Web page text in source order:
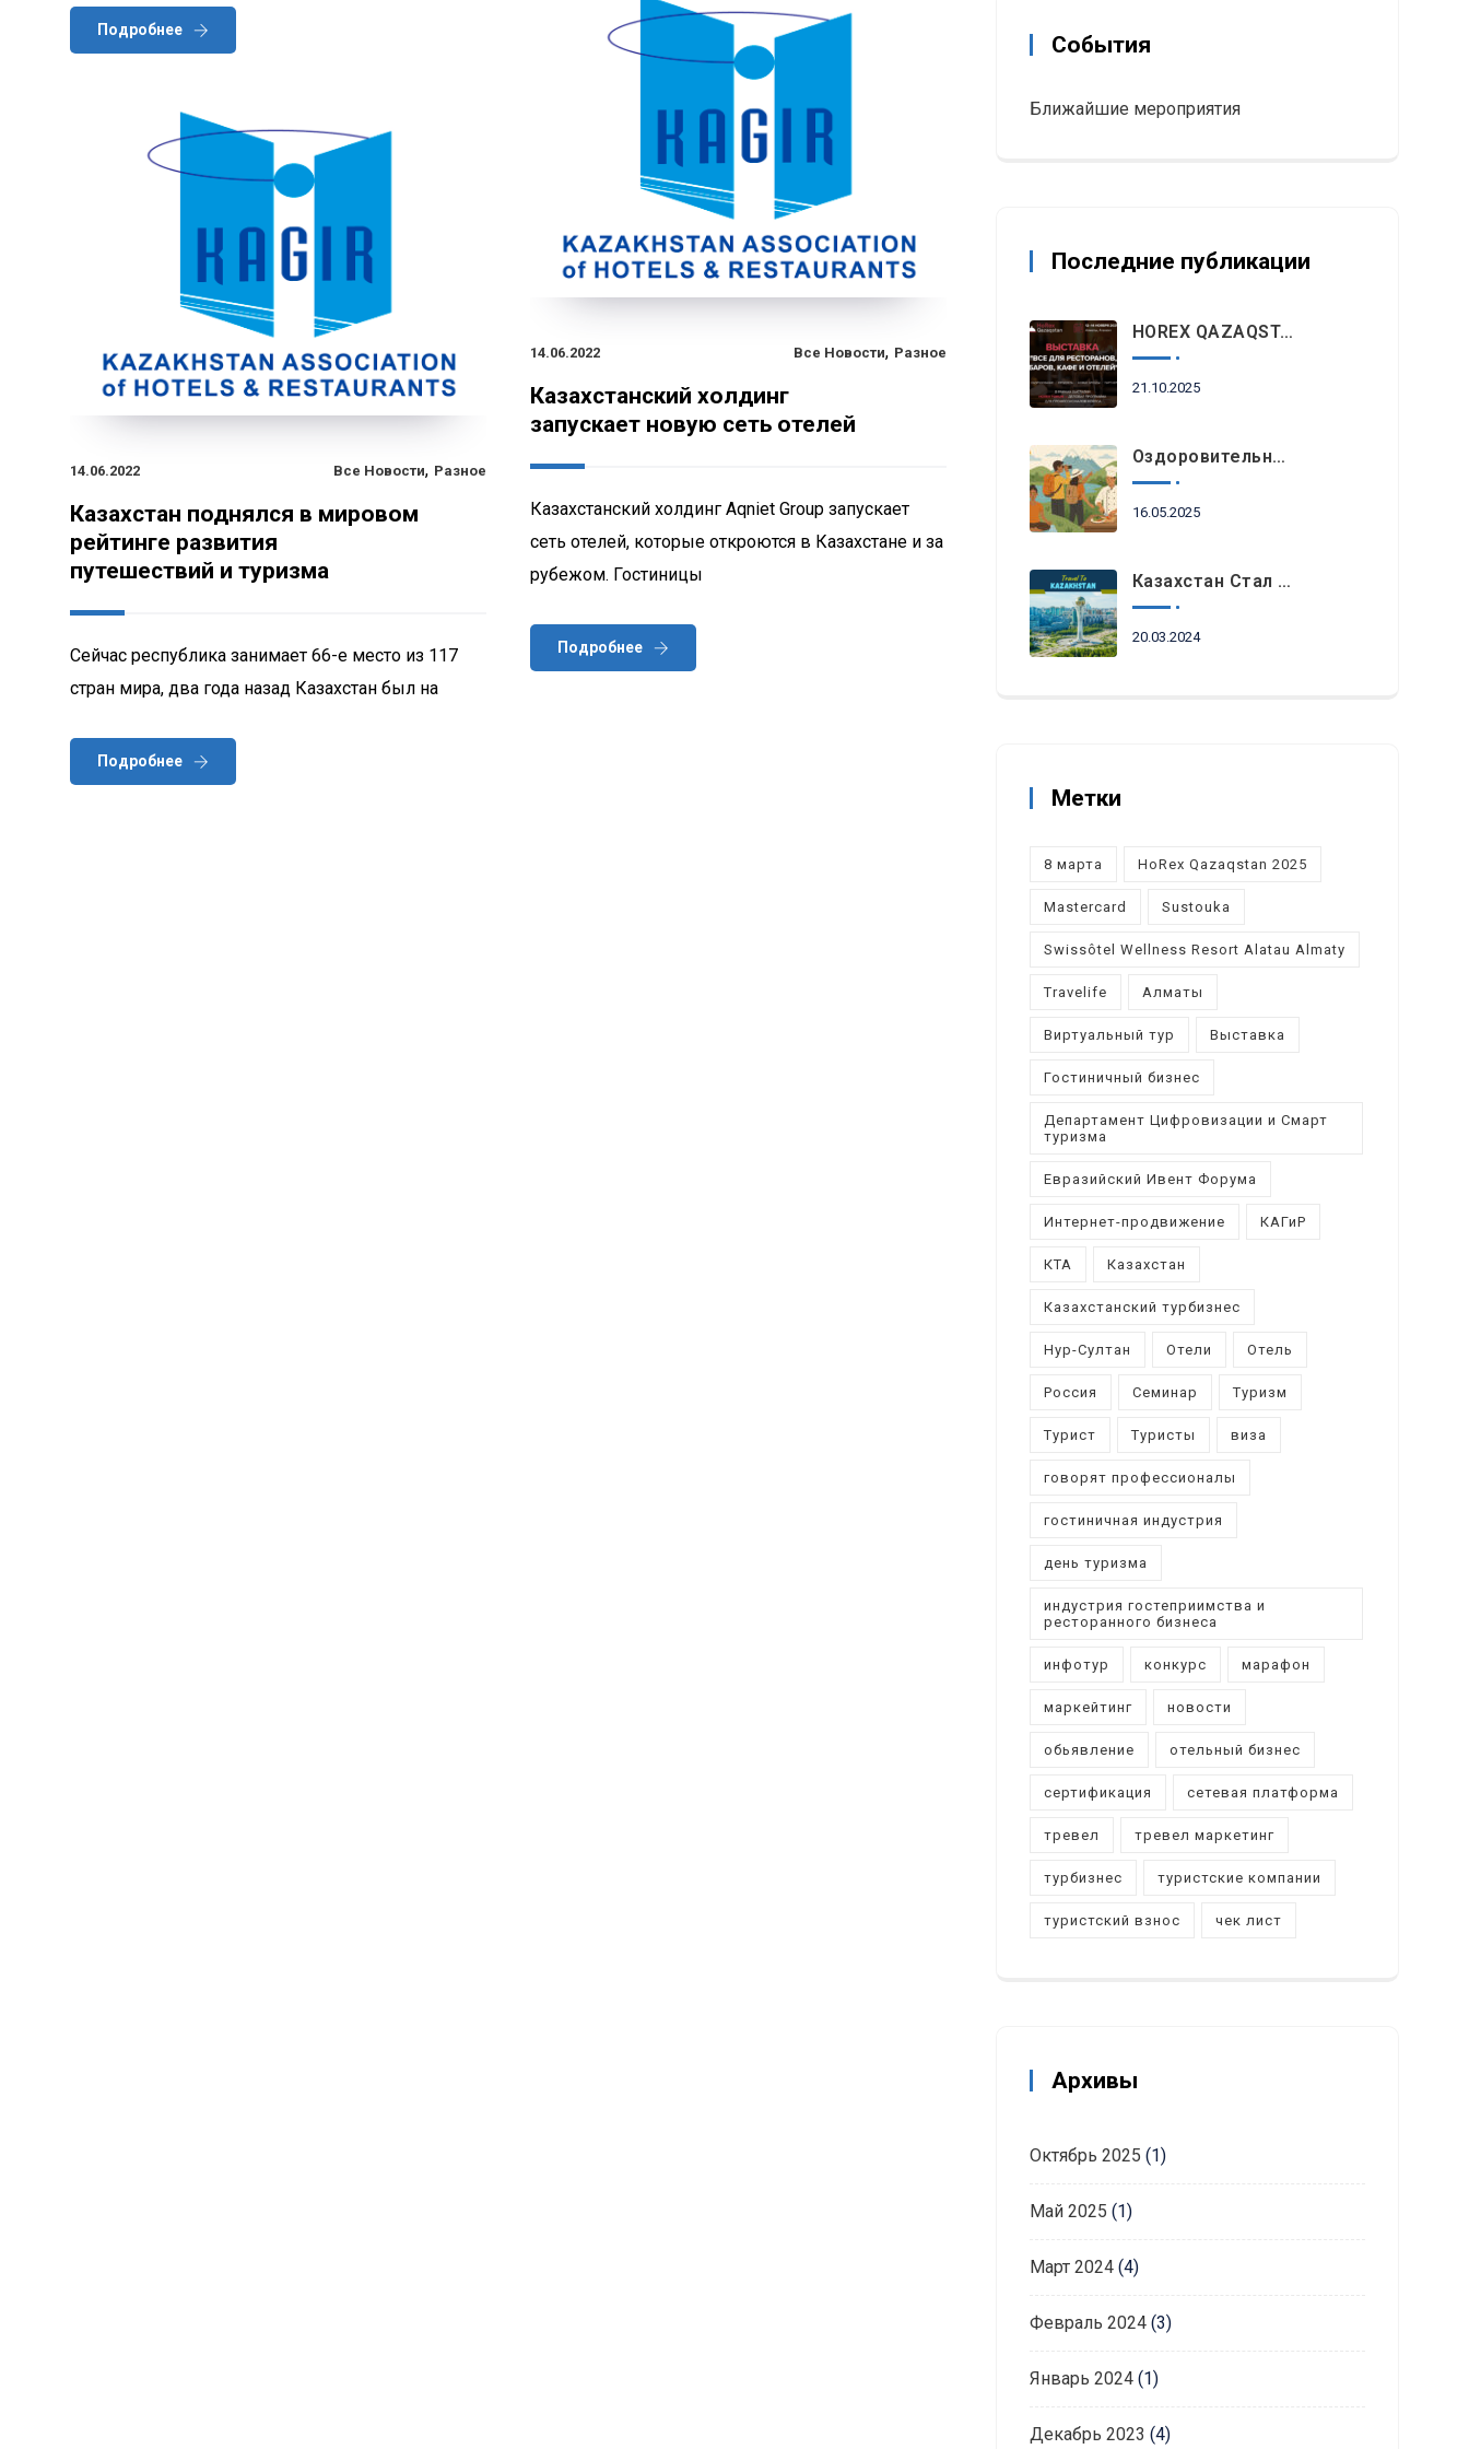
Подробнее
14.06.2022 Все Новости, Разное
Казахстанский холдинг
запускает новую сеть отелей
Казахстанский холдинг Aqniet Group запускает
сеть отелей, которые откроются в Казахстане и за
рубежом. Гостиницы
Подробнее
14.06.2022 Все Новости, Разное
Казахстан поднялся в мировом
рейтинге развития
путешествий и туризма
Сейчас республика занимает 66-е место из 117
стран мира, два года назад Казахстан был на
Подробнее
События
Ближайшие мероприятия
Последние публикации
HOREX QAZAQSTAN 2025: Главное Событие Индустрии Гостеприимства И Ресторанного Бизнеса Пройдет Этой Осенью В Алматы
21.10.2025
Оздоровительный Отдых, Знакомство С Природными Достопримечательностями И Гастрономический Туризм Возглавляют Список Туристических Трендов 2025 Года В Регионе EEMEA
16.05.2025
Казахстан Стал Топовым Направлением Для Туристов Из ОАЭ Во Время Ораза-Айта
20.03.2024
Метки
8 марта HoRex Qazaqstan 2025
Mastercard Sustouka
Swissôtel Wellness Resort Alatau Almaty
Travelife Алматы
Виртуальный тур Выставка
Гостиничный бизнес
Департамент Цифровизации и Смарт
туризма
Евразийский Ивент Форума
Интернет-продвижение КАГиР
КТА Казахстан
Казахстанский турбизнес
Нур-Султан Отели Отель
Россия Семинар Туризм
Турист Туристы виза
говорят профессионалы
гостиничная индустрия
день туризма
индустрия гостеприимства и
ресторанного бизнеса
инфотур конкурс марафон
маркейтинг новости
обьявление отельный бизнес
сертификация сетевая платформа
тревел тревел маркетинг
турбизнес туристские компании
туристский взнос чек лист
Архивы
Октябрь 2025 (1)
Май 2025 (1)
Март 2024(4)
Февраль 2024(3)
Январь 2024(1)
Декабрь 2023 (4)